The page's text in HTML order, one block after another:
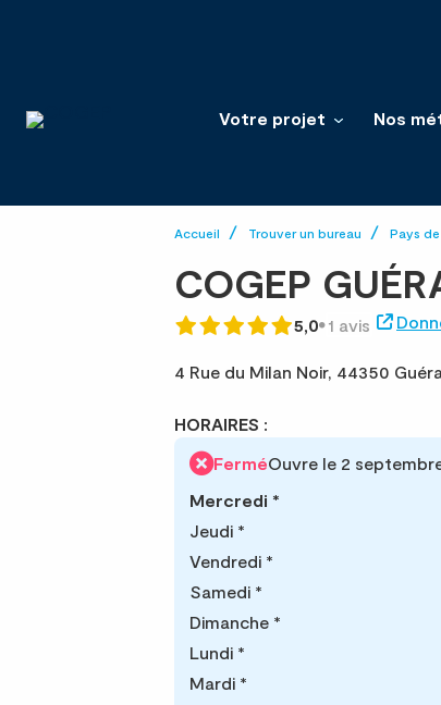
Votre projet Nos
Accueil Trouver un bureau Pays
COGEP
5,0 1 avis
4 Rue du Milan Noir, 44350
HORAIRES :
FerméOuvre le 2
Mercredi *
Jeudi *
Vendredi *
Samedi *
Dimanche *
Lundi *
Mardi *